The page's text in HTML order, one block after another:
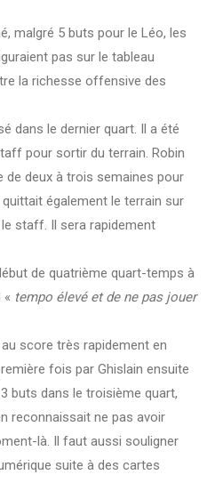
malgré 5 buts pour le Léo, les
pas sur le tableau
la richesse offensive des
dans le dernier quart. Il a été
pour sortir du terrain. Robin
de deux à trois semaines pour
également le terrain sur
staff. Il sera rapidement
de quatrième quart-temps à
« tempo élevé et de ne pas jouer
score très rapidement en
fois par Ghislain ensuite
buts dans le troisième quart,
reconnaissait ne pas avoir
là. Il faut aussi souligner
suite à des cartes